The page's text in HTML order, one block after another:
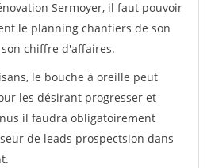
Sermoyer, il faut pouvoir
le planning chantiers de son
chiffre d'affaires.
le bouche à oreille peut
les désirant progresser et
il faudra obligatoirement
de leads prospectsion dans